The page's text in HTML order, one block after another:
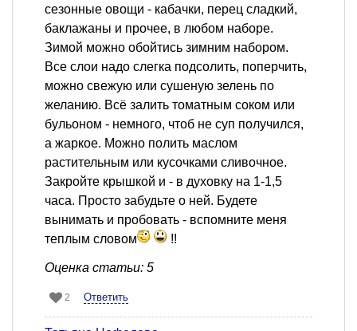
сезонные овощи - кабачки, перец сладкий,
баклажаны и прочее, в любом наборе.
Зимой можно обойтись зимним набором.
Все слои надо слегка подсолить, поперчить,
можно свежую или сушеную зелень по
желанию. Всё залить томатным соком или
бульоном - немного, чтоб не суп получился,
а жаркое. Можно полить маслом
растительным или кусочками сливочное.
Закройте крышкой и - в духовку на 1-1,5
часа. Просто забудьте о ней. Будете
вынимать и пробовать - вспомните меня
теплым словом
!!
Оценка статьи: 5
2 Ответить